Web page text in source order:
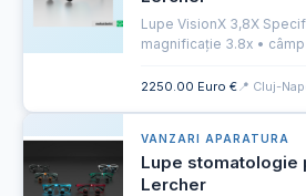
Lupe VisionX 3,8X
magnificație 3.8x •
adaptată individual •
2250.00 Euro €📍 Cluj-
VANZARI APARATURA
Lupe stomatologie
Lercher